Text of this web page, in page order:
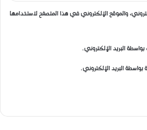
والموقع الإلكتروني في هذا المتصفح لاستخدامها
البريد الإلكتروني.
بواسطة البريد الإلكتروني.